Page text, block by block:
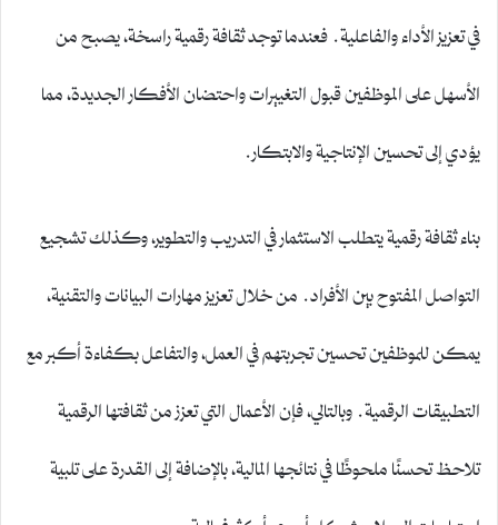
في تعزيز الأداء والفاعلية. فعندما توجد ثقافة رقمية راسخة، يصبح من
الأسهل على الموظفين قبول التغييرات واحتضان الأفكار الجديدة، مما
يؤدي إلى تحسين الإنتاجية والابتكار.
بناء ثقافة رقمية يتطلب الاستثمار في التدريب والتطوير، وكذلك تشجيع
التواصل المفتوح بين الأفراد. من خلال تعزيز مهارات البيانات والتقنية،
يمكن للموظفين تحسين تجربتهم في العمل، والتفاعل بكفاءة أكبر مع
التطبيقات الرقمية. وبالتالي، فإن الأعمال التي تعزز من ثقافتها الرقمية
تلاحظ تحسنًا ملحوظًا في نتائجها المالية، بالإضافة إلى القدرة على تلبية